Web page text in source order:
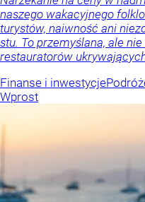
naszego wakacyjnego
turystów, naiwność ani
stu. To przemyślana, ale
restauratorów
Finanse i inwestycje
Wprost